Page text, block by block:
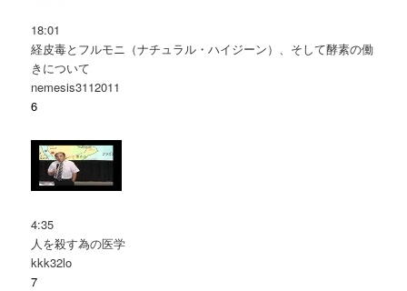
18:01
経皮毒とフルモニ（ナチュラル・ハイジーン）、そして酵素の働
きについて
nemesis3112011
6
4:35
人を殺す為の医学
kkk32lo
7